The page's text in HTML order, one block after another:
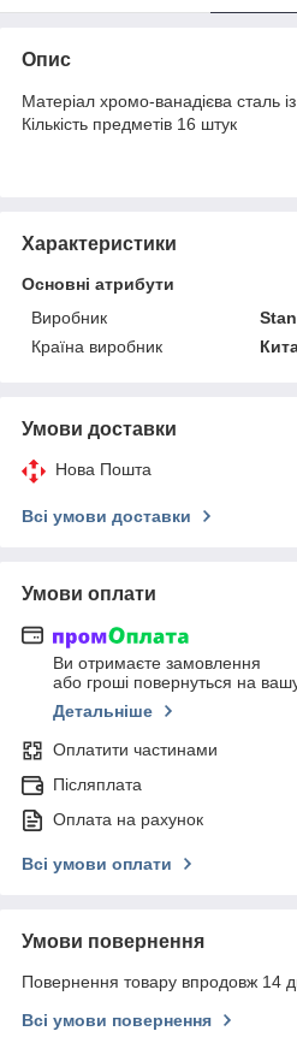
Опис
Матеріал хромо-ванадієва сталь
Кількість предметів 16 штук
Характеристики
Основні атрибути
Виробник
Країна виробник
Умови доставки
Нова Пошта
Всі умови доставки
Умови оплати
Ви отримаєте замовлення
або гроші повернуться на
Детальніше
Оплатити частинами
Післяплата
Оплата на рахунок
Всі умови оплати
Умови повернення
Повернення товару впродовж 14
Всі умови повернення